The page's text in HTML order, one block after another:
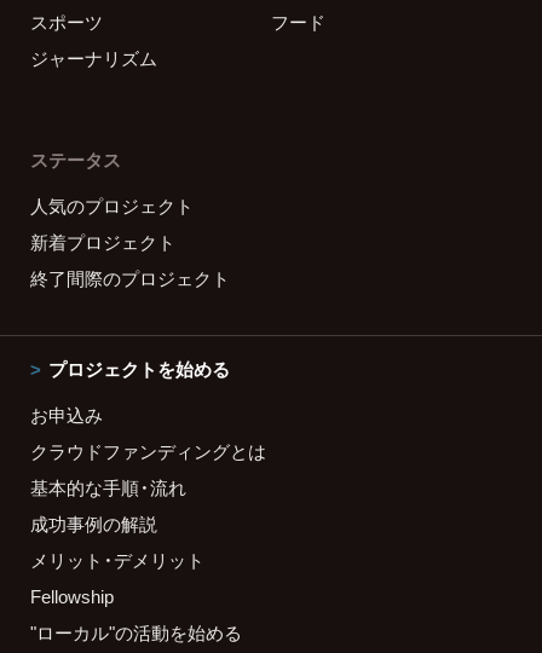
スポーツ
フード
ジャーナリズム
ステータス
人気のプロジェクト
新着プロジェクト
終了間際のプロジェクト
プロジェクトを始める
お申込み
クラウドファンディングとは
基本的な手順・流れ
成功事例の解説
メリット・デメリット
Fellowship
"ローカル"の活動を始める